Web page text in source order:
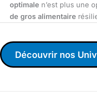
optimale n’est plus une
de gros alimentaire
Découvrir nos